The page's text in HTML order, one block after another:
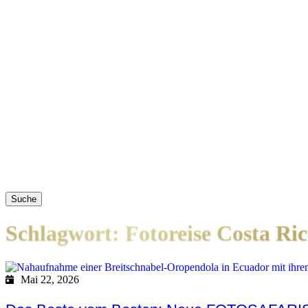
Suche
Schlagwort: Fotoreise Costa
Mai 22, 2026